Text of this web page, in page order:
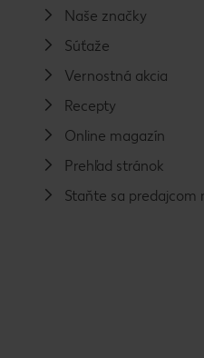
Naše značky
Súťaže
Vernostná akcia
Recepty
Online magazín
Prehľad stránok
Staňte sa predajcom